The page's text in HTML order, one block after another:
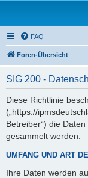
FAQ
Foren-Übersicht
SIG 200 -
Diese Richtlinie
(„https://
Betreiber“) die
gesammelt werden.
UMFANG UND ART
Ihre Daten werden